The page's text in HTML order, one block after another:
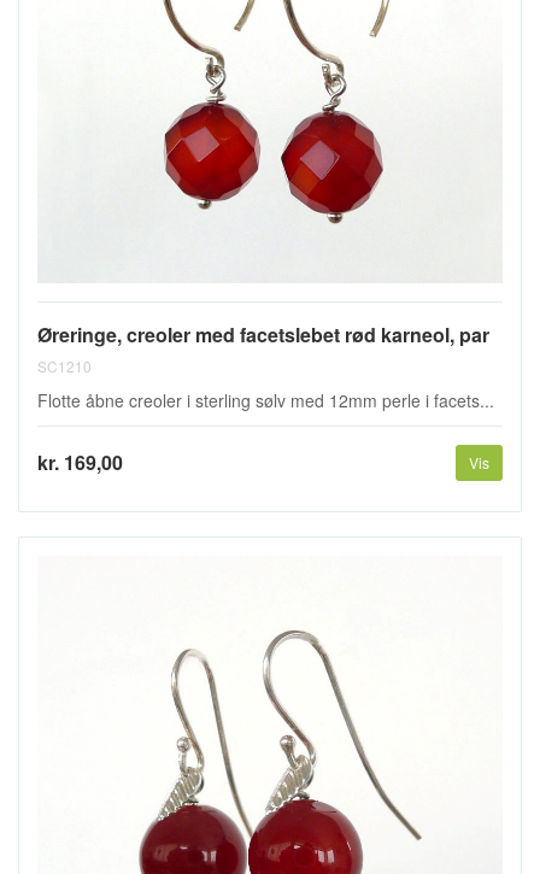
Øreringe, creoler med facetslebet rød karneol, par
SC1210
Flotte åbne creoler i sterling sølv med 12mm perle i facets...
kr. 169,00 Vis